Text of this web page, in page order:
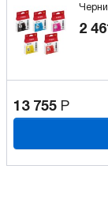
2
13 755 Р